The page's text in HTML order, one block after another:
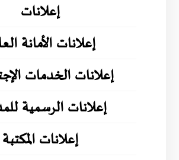
إعلانات
إعلانات الأمانة
إعلانات الخدمات
إعلانات الرسمية
إعلانات المكتبة